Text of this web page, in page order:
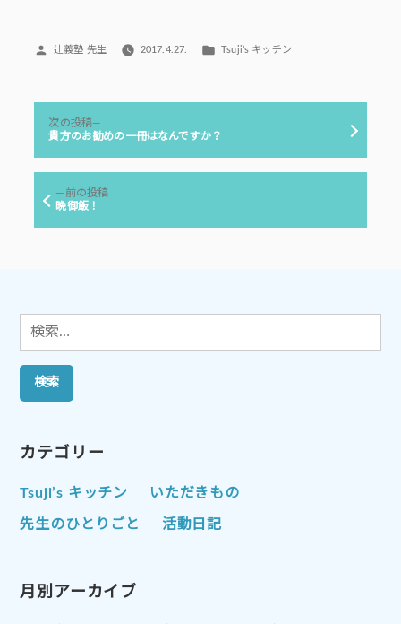
投
辻義塾 先生 2017.4.27.
カ
リ
Tsuji’s キッチン
ナ
ー
前の投稿前
晩御飯！
次の投稿
の
貴方のお勧めの一冊はなんですか？
検
索:
カテゴリー
Tsuji’s キッチン いただきもの
先生のひとりごと 活動日記
月別アーカイブ